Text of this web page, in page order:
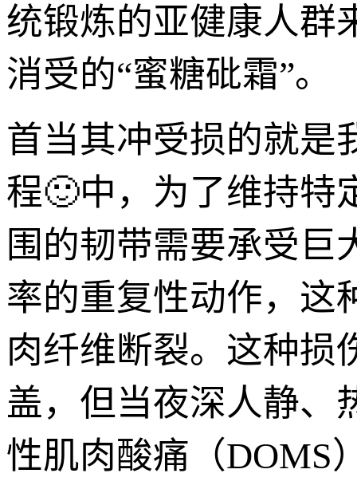
统锻炼的亚健康人群
消受的“蜜糖砒霜”。
首当其冲受损的就是
程🙂中，为了维持特
围的韧带需要承受巨
率的重复性动作，这
肉纤维断裂。这种损
盖，但当夜深人静、
性肌肉酸痛（DOMS